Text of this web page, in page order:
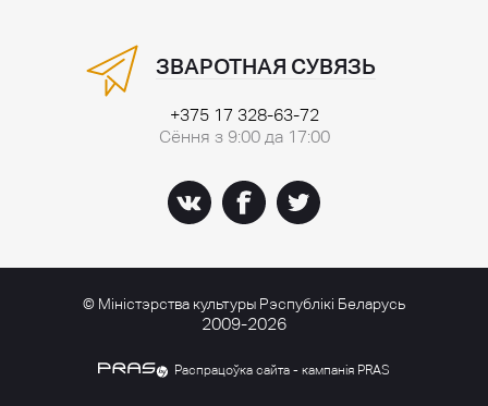
ЗВАРОТНАЯ СУВЯЗЬ
+375 17 328-63-72
Сёння з 9:00 да 17:00
© Міністэрства культуры Рэспублікі Беларусь
2009-2026
Распрацоўка сайта - кампанія PRAS